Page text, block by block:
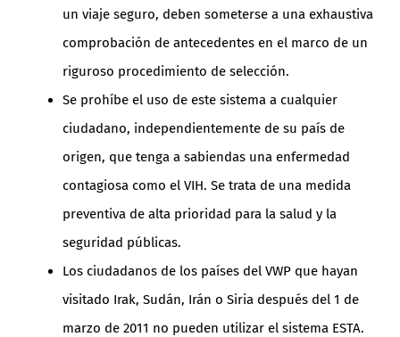
un viaje seguro, deben someterse a una exhaustiva
comprobación de antecedentes en el marco de un
riguroso procedimiento de selección.
Se prohíbe el uso de este sistema a cualquier
ciudadano, independientemente de su país de
origen, que tenga a sabiendas una enfermedad
contagiosa como el VIH. Se trata de una medida
preventiva de alta prioridad para la salud y la
seguridad públicas.
Los ciudadanos de los países del VWP que hayan
visitado Irak, Sudán, Irán o Siria después del 1 de
marzo de 2011 no pueden utilizar el sistema ESTA.